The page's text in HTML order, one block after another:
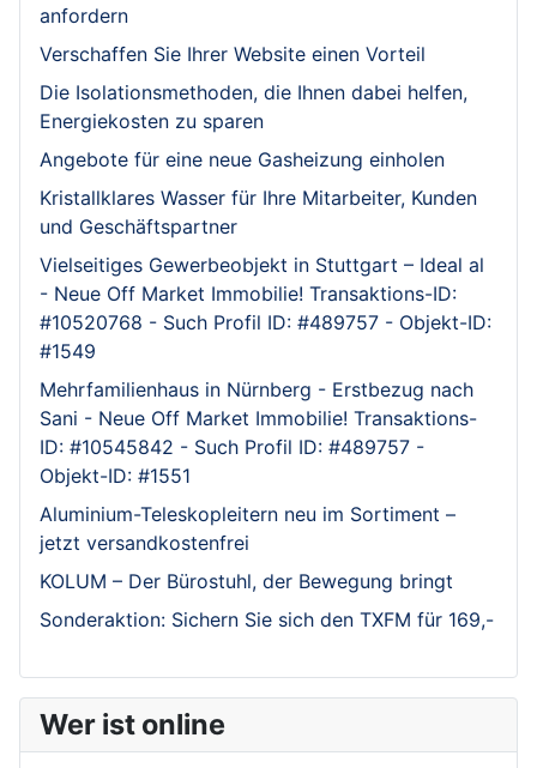
anfordern
Verschaffen Sie Ihrer Website einen Vorteil
Die Isolationsmethoden, die Ihnen dabei helfen,
Energiekosten zu sparen
Angebote für eine neue Gasheizung einholen
Kristallklares Wasser für Ihre Mitarbeiter, Kunden
und Geschäftspartner
Vielseitiges Gewerbeobjekt in Stuttgart – Ideal al
- Neue Off Market Immobilie! Transaktions-ID:
#10520768 - Such Profil ID: #489757 - Objekt-ID:
#1549
Mehrfamilienhaus in Nürnberg - Erstbezug nach
Sani - Neue Off Market Immobilie! Transaktions-
ID: #10545842 - Such Profil ID: #489757 -
Objekt-ID: #1551
Aluminium-Teleskopleitern neu im Sortiment –
jetzt versandkostenfrei
KOLUM – Der Bürostuhl, der Bewegung bringt
Sonderaktion: Sichern Sie sich den TXFM für 169,-
Wer ist online